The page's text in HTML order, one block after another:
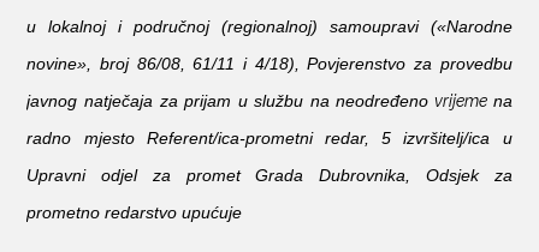
u lokalnoj i područnoj (regionalnoj) samoupravi («Narodne
novine», broj 86/08, 61/11 i 4/18), Povjerenstvo za provedbu
javnog natječaja za prijam u službu na neodređeno vrijeme na
radno mjesto Referent/ica-prometni redar, 5 izvršitelj/ica u
Upravni odjel za promet Grada Dubrovnika, Odsjek za
prometno redarstvo upućuje